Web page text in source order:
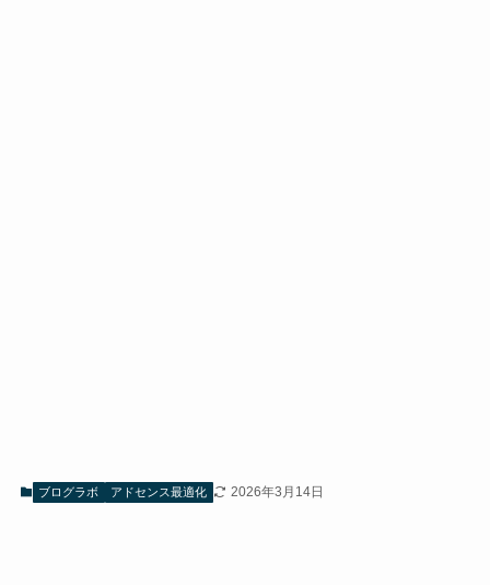
ブログラボ アドセンス最適化 2026年3月14日